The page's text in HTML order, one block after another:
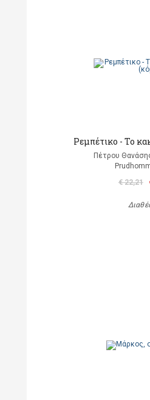
Ρεμπέτικο - Το
Πέτρου
€ 22,21